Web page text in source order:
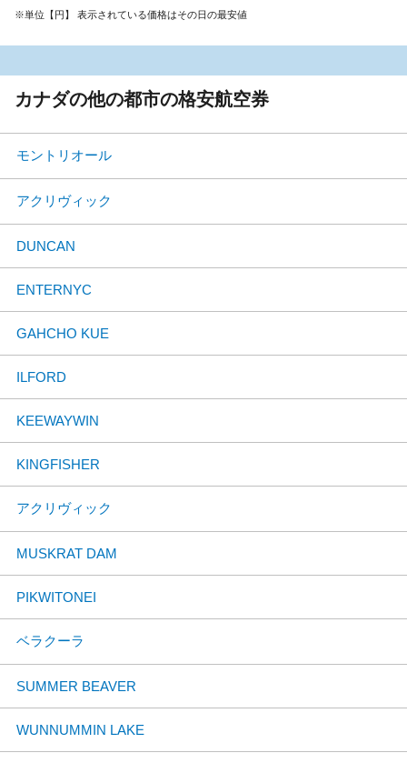
※単位【円】 表示されている価格はその日の最安値
カナダの他の都市の格安航空券
モントリオール
アクリヴィック
DUNCAN
ENTERNYC
GAHCHO KUE
ILFORD
KEEWAYWIN
KINGFISHER
アクリヴィック
MUSKRAT DAM
PIKWITONEI
ベラクーラ
SUMMER BEAVER
WUNNUMMIN LAKE